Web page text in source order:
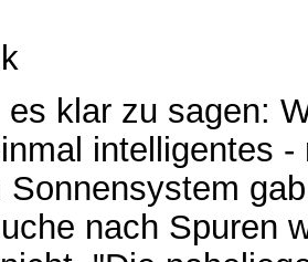
es klar zu sagen:
intelligentes
Sonnensystem
nach Spuren